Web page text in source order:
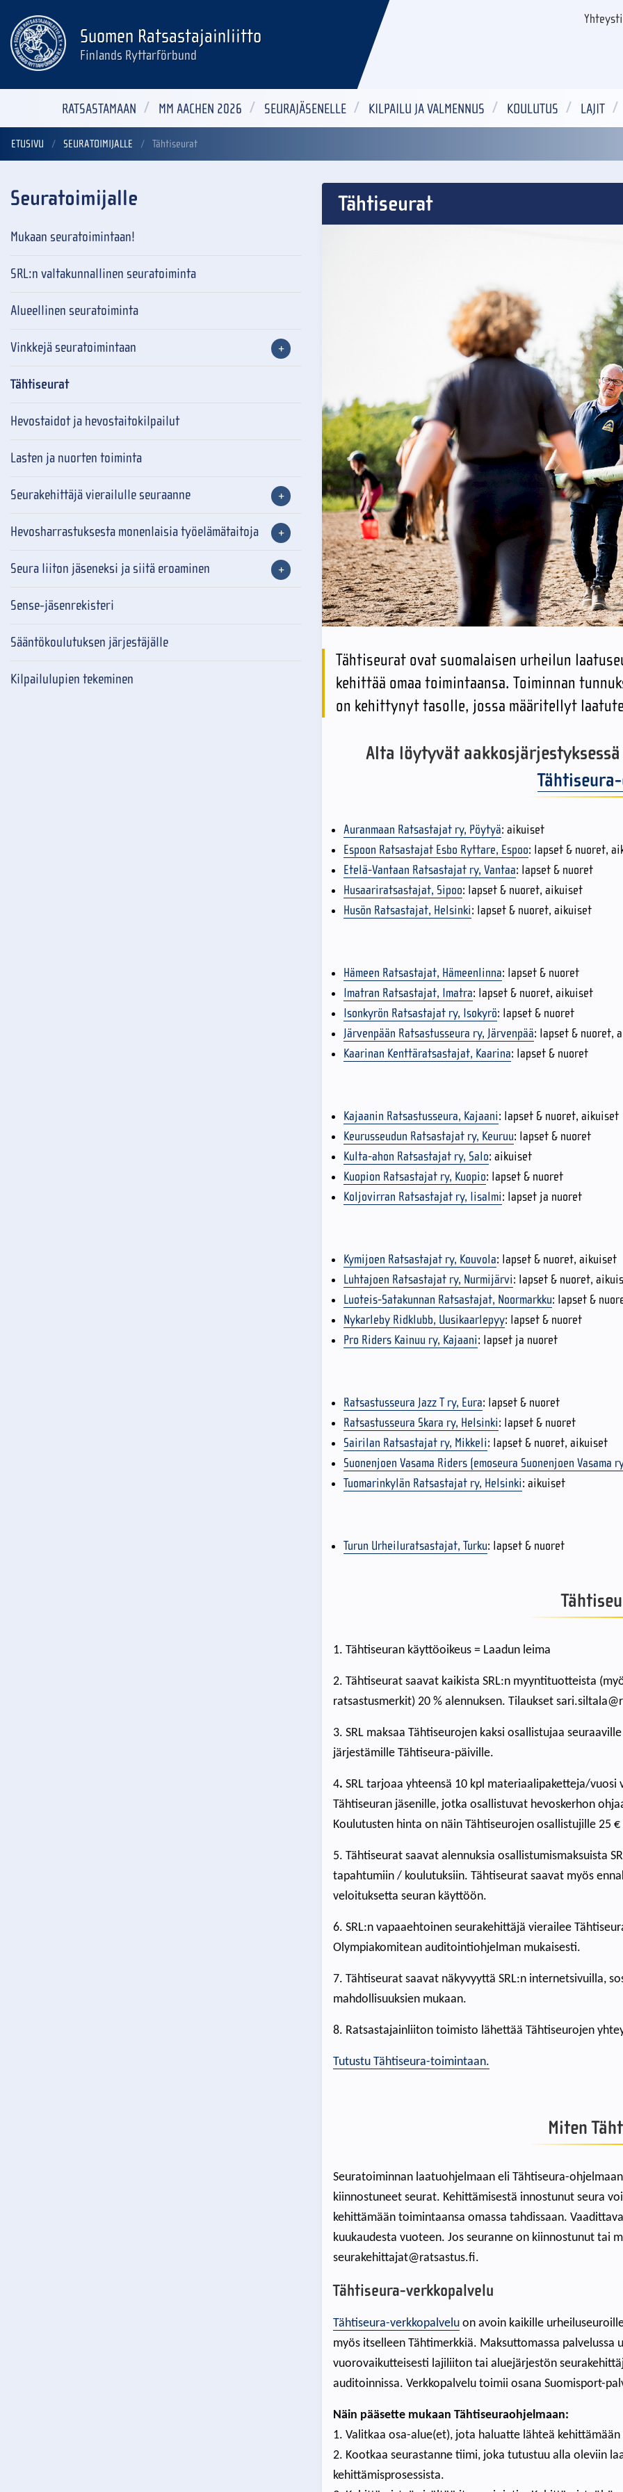
Suomen Ratsastajainliitto
Finlands Ryttarförbund
RATSASTAMAAN MM AACHEN 2026 SEURAJÄSENELLE KILPAILU JA VALMENNUS KOULUTUS LAJIT
ETUSIVU SEURATOIMIJALLE Tähtiseurat
Tähtiseurat
Tähtiseurat ovat suomalaisen urheilun
kehittää omaa toimintaansa. Toiminnan
on kehittynyt tasolle, jossa määritellyt
Alta löytyvät
Auranmaan Ratsastajat ry, Pöytyä: aikuiset
Espoon Ratsastajat Esbo Ryttare, Espoo: lapset & nuoret,
Etelä-Vantaan Ratsastajat ry, Vantaa: lapset & nuoret
Husaariratsastajat, Sipoo: lapset & nuoret, aikuiset
Husön Ratsastajat, Helsinki: lapset & nuoret, aikuiset
Hämeen Ratsastajat, Hämeenlinna: lapset & nuoret
Imatran Ratsastajat, Imatra: lapset & nuoret, aikuiset
Isonkyrön Ratsastajat ry, Isokyrö: lapset & nuoret
Järvenpään Ratsastusseura ry, Järvenpää: lapset & nuoret,
Kaarinan Kenttäratsastajat, Kaarina: lapset & nuoret
Kajaanin Ratsastusseura, Kajaani: lapset & nuoret, aikuiset
Keurusseudun Ratsastajat ry, Keuruu: lapset & nuoret
Kulta-ahon Ratsastajat ry, Salo: aikuiset
Kuopion Ratsastajat ry, Kuopio: lapset & nuoret
Koljovirran Ratsastajat ry, Iisalmi: lapset ja nuoret
Kymijoen Ratsastajat ry, Kouvola: lapset & nuoret, aikuiset
Luhtajoen Ratsastajat ry, Nurmijärvi: lapset & nuoret,
Luoteis-Satakunnan Ratsastajat, Noormarkku: lapset &
Nykarleby Ridklubb, Uusikaarlepyy: lapset & nuoret
Pro Riders Kainuu ry, Kajaani: lapset ja nuoret
Ratsastusseura Jazz T ry, Eura: lapset & nuoret
Ratsastusseura Skara ry, Helsinki: lapset & nuoret
Sairilan Ratsastajat ry, Mikkeli: lapset & nuoret, aikuiset
Suonenjoen Vasama Riders (emoseura Suonenjoen Vasama
Tuomarinkylän Ratsastajat ry, Helsinki: aikuiset
Turun Urheiluratsastajat, Turku: lapset & nuoret
1. Tähtiseuran käyttöoikeus = Laadun leima
2. Tähtiseurat saavat kaikista SRL:n myyntituotteista
ratsastusmerkit) 20 % alennuksen. Tilaukset
3. SRL maksaa Tähtiseurojen kaksi osallistujaa
järjestämille Tähtiseura-päiville.
4. SRL tarjoaa yhteensä 10 kpl materiaalipaketteja/vuosi
Tähtiseuran jäsenille, jotka osallistuvat hevoskerhon
Koulutusten hinta on näin Tähtiseurojen osallistujille 25
5. Tähtiseurat saavat alennuksia osallistumismaksuista
tapahtumiin / koulutuksiin. Tähtiseurat saavat myös
veloituksetta seuran käyttöön.
6. SRL:n vapaaehtoinen seurakehittäjä vierailee
Olympiakomitean auditointiohjelman mukaisesti.
7. Tähtiseurat saavat näkyvyyttä SRL:n internetsivuilla,
mahdollisuuksien mukaan.
8. Ratsastajainliiton toimisto lähettää Tähtiseurojen
Tutustu Tähtiseura-toimintaan.
Miten
Seuratoiminnan laatuohjelmaan eli Tähtiseura-
kiinnostuneet seurat. Kehittämisestä innostunut seura
kehittämään toimintaansa omassa tahdissaan.
kuukaudesta vuoteen. Jos seuranne on kiinnostunut tai
seurakehittajat@ratsastus.fi.
Tähtiseura-verkkopalvelu
Tähtiseura-verkkopalveluon avoin kaikille
myös itselleen Tähtimerkkiä. Maksuttomassa
vuorovaikutteisesti lajiliiton tai aluejärjestön
auditoinnissa. Verkkopalvelu toimii osana Suomisport-
Näin pääsette mukaan Tähtiseuraohjelmaan:
1. Valitkaa osa-alue(et), jota haluatte lähteä
2. Kootkaa seurastanne tiimi, joka tutustuu alla oleviin
kehittämisprosessista.
Seuratoimijalle
Mukaan seuratoimintaan!
SRL:n valtakunnallinen seuratoiminta
Alueellinen seuratoiminta
Vinkkejä seuratoimintaan
Tähtiseurat
Hevostaidot ja hevostaitokilpailut
Lasten ja nuorten toiminta
Seurakehittäjä vierailulle seuraanne
Hevosharrastuksesta monenlaisia työelämätaitoja
Seura liiton jäseneksi ja siitä eroaminen
Sense-jäsenrekisteri
Sääntökoulutuksen järjestäjälle
Kilpailulupien tekeminen